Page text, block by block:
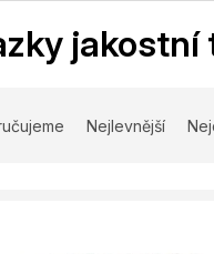
jakostní
Nejlevnější